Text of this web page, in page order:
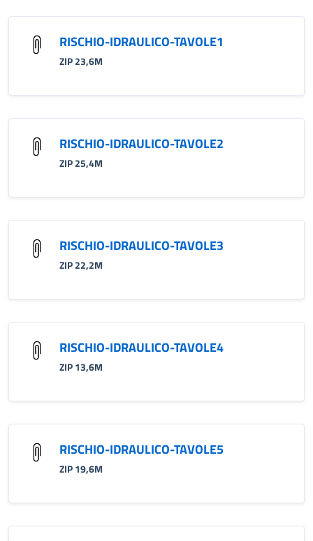
RISCHIO-IDRAULICO-TAVOLE1
ZIP 23,6M
RISCHIO-IDRAULICO-TAVOLE2
ZIP 25,4M
RISCHIO-IDRAULICO-TAVOLE3
ZIP 22,2M
RISCHIO-IDRAULICO-TAVOLE4
ZIP 13,6M
RISCHIO-IDRAULICO-TAVOLE5
ZIP 19,6M